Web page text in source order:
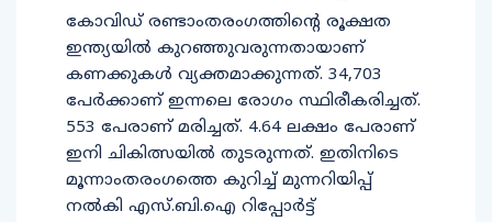
കോവിഡ് രണ്ടാംതരംഗത്തിന്റെ രൂക്ഷത
ഇന്ത്യയില്‍ കുറഞ്ഞുവരുന്നതായാണ്
കണക്കുകള്‍ വ്യക്തമാക്കുന്നത്. 34,703
പേര്‍ക്കാണ് ഇന്നലെ രോഗം സ്ഥിരീകരിച്ചത്.
553 പേരാണ് മരിച്ചത്. 4.64 ലക്ഷം പേരാണ്
ഇനി ചികിത്സയില്‍ തുടരുന്നത്. ഇതിനിടെ
മൂന്നാംതരംഗത്തെ കുറിച്ച് മുന്നറിയിപ്പ്
നല്‍കി എസ്.ബി.ഐ റിപ്പോര്‍ട്ട്